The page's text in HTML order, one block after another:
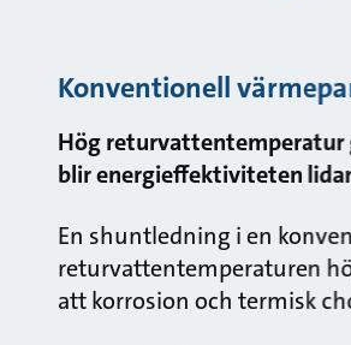
Konventionell
Hög returvattentemperatur
blir energieffektiviteten
En shuntledning i en
returvattentemperaturen
att korrosion och termisk